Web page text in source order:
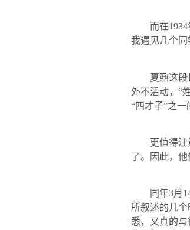
而在1934
我遇见几个
夏鼐这
外不活动，“
“四才子”之一
更值得注
了。因此，他
同年3月
所叙述的几
悉，又真的与